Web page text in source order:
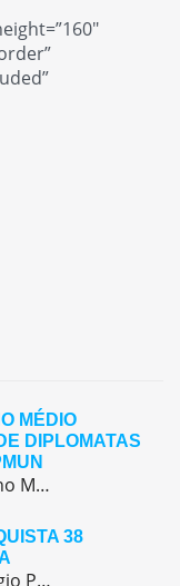
MÉDIO
DIPLOMATAS
Estudantes do Ensino Médio do Colégio Pentágono protagonizaram uma simulação da ONU, defendendo posições de países em comitês temáticos e vivenciando, na prática, negociações diplomáticas multilíngues.
38
Estudantes do Colégio Pentágono conquistam excelente resultado na Olimpíada Brasileira de Astronomia e Astronáutica (OBA) 2025, somando 38 medalhas.